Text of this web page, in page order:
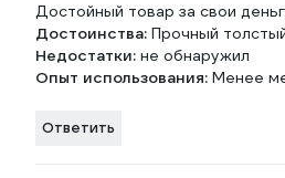
Достойный товар за свои
Достоинства: Прочный
Недостатки: не обнаружил
Опыт использования: Менее
Ответить